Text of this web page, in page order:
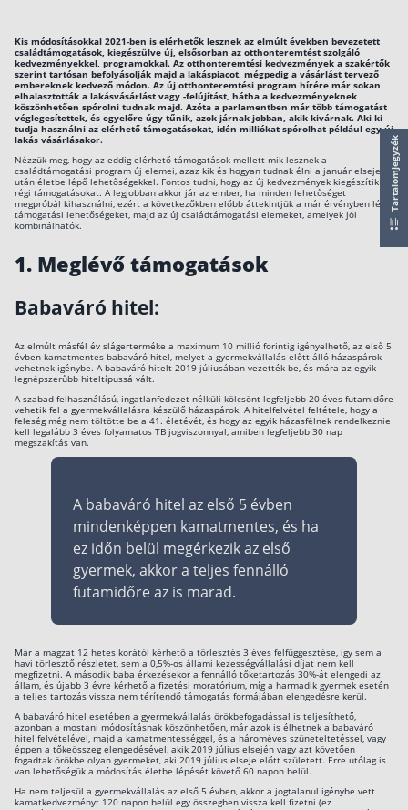
Önkéntes Nyugdíjpénztárak hozamai
Nyugdíjbiztosítás
Nyugdíjbiztosítás vagy NYESZ? Melyik a jobb?
Melyik a legolcsóbb nyugdíjbiztosítás?
Önkéntes nyugdíjpénztár vagy
Nyugdíjbiztosítás adókedvezmény és adójóváírás
KATA Nyugdíj: így használd ki az
Nyugdíjbiztosítás hozamok
Életbiztosítások
Balesetbiztosítás
Csoportos életbiztosítás
Euróalapú megtakarításos életbiztosítás
Megtakarítással kombinált életbiztosítás
Vegyes életbiztosítás
Befektetési egységekhez kötött életbiztosítás
Egészségbiztosítás cégeknek
Magán egészségbiztosítás 💊
Betegbiztosítás
Egészségpénztár – Spórolj évi akár 150 ezer
forintot
Egészségbiztosítás kalkulátor
Kis módosításokkal 2021-ben is elérhetők lesznek az elmúlt években bevezetett
családtámogatások, kiegészülve új, elsősorban az otthonteremtést szolgáló
kedvezményekkel, programokkal. Az otthonteremtési kedvezmények a szakértők
szerint tartósan befolyásolják majd a lakáspiacot, mégpedig a vásárlást tervező
embereknek kedvező módon. Az új otthonteremtési program hírére már sokan
elhalasztották a lakásvásárlást vagy -felújítást, hátha a kedvezményeknek
köszönhetően spórolni tudnak majd. Azóta a parlamentben már több támogatást
véglegesítettek, és egyelőre úgy tűnik, azok járnak jobban, akik kivárnak. Aki ki
tudja használni az elérhető támogatásokat, idén milliókat spórolhat például egy új
lakás vásárlásakor.
Nézzük meg, hogy az eddig elérhető támogatások mellett mik lesznek a
családtámogatási program új elemei, azaz kik és hogyan tudnak élni a január elseje
után életbe lépő lehetőségekkel. Fontos tudni, hogy az új kedvezmények kiegészítik a
régi támogatásokat. A legjobban akkor jár az ember, ha minden lehetőséget
megpróbál kihasználni, ezért a következőkben előbb áttekintjük a már érvényben lévő
támogatási lehetőségeket, majd az új családtámogatási elemeket, amelyek jól
kombinálhatók.
1. Meglévő támogatások
Babaváró hitel:
Az elmúlt másfél év slágerterméke a maximum 10 millió forintig igényelhető, az első 5
évben kamatmentes babaváró hitel, melyet a gyermekvállalás előtt álló házaspárok
vehetnek igénybe. A babaváró hitelt 2019 júliusában vezették be, és mára az egyik
legnépszerűbb hiteltípussá vált.
A szabad felhasználású, ingatlanfedezet nélküli kölcsönt legfeljebb 20 éves futamidőre
vehetik fel a gyermekvállalásra készülő házaspárok. A hitelfelvétel feltétele, hogy a
feleség még nem töltötte be a 41. életévét, és hogy az egyik házasfélnek rendelkeznie
kell legalább 3 éves folyamatos TB jogviszonnyal, amiben legfeljebb 30 nap
megszakítás van.
A babaváró hitel az első 5 évben
mindenképpen kamatmentes, és ha
ez időn belül megérkezik az első
gyermek, akkor a teljes fennálló
futamidőre az is marad.
Már a magzat 12 hetes korától kérhető a törlesztés 3 éves felfüggesztése, így sem a
havi törlesztő részletet, sem a 0,5%-os állami kezességvállalási díjat nem kell
megfizetni. A második baba érkezésekor a fennálló tőketartozás 30%-át elengedi az
állam, és újabb 3 évre kérhető a fizetési moratórium, míg a harmadik gyermek esetén
a teljes tartozás vissza nem térítendő támogatás formájában elengedésre kerül.
A babaváró hitel esetében a gyermekvállalás örökbefogadással is teljesíthető,
azonban a mostani módosításnak köszönhetően, már azok is élhetnek a babaváró
hitel felvételével, majd a kamatmentességgel, és a hároméves szüneteltetéssel, vagy
éppen a tőkeösszeg elengedésével, akik 2019 július elsején vagy azt követően
fogadtak örökbe olyan gyermeket, aki 2019 július elseje előtt született. Erre utólag is
van lehetőségük a módosítás életbe lépését követő 60 napon belül.
Ha nem teljesül a gyermekvállalás az első 5 évben, akkor a jogtalanul igénybe vett
kamatkedvezményt 120 napon belül egy összegben vissza kell fizetni (ez
Tartalomjegyzék